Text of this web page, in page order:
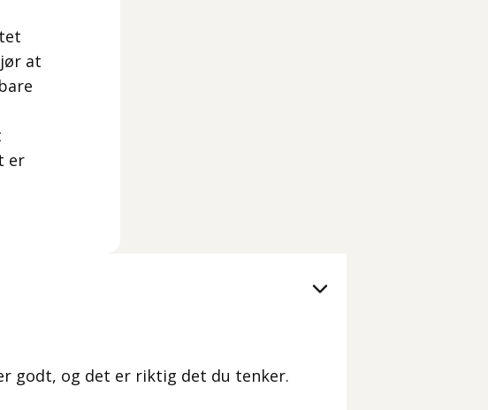
at
er
godt, og det er riktig det du tenker.